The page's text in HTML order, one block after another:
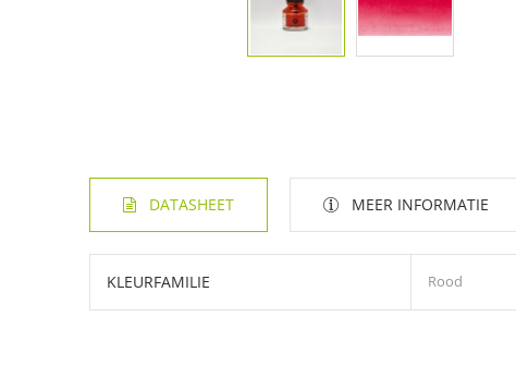
DATASHEET MEER INFORMATIE
KLEURFAMILIE Rood